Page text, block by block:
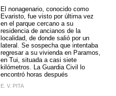
El nonagenario, conocido como
Evaristo, fue visto por última vez
en el parque cercano a su
residencia de ancianos de la
localidad, de donde salió por un
lateral. Se sospecha que intentaba
regresar a su vivienda en Paramos,
en Tui, situada a casi siete
kilómetros. La Guardia Civil lo
encontró horas después
E. V. PITA